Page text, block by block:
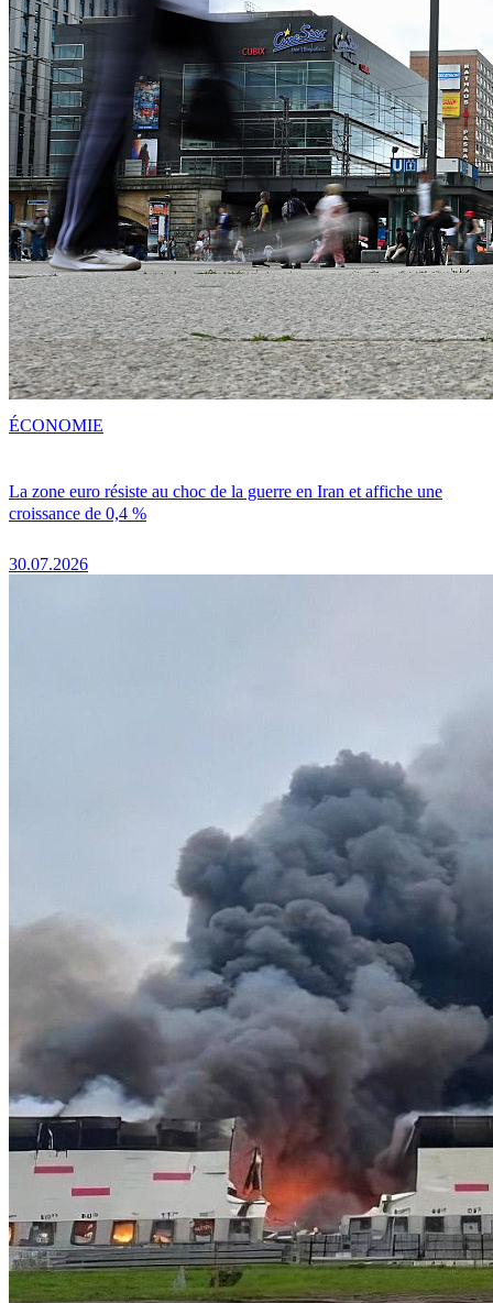
La zone euro résiste au choc de la guerre en Iran et affiche une
croissance de 0,4 %
30.07.2026
ÉCONOMIE